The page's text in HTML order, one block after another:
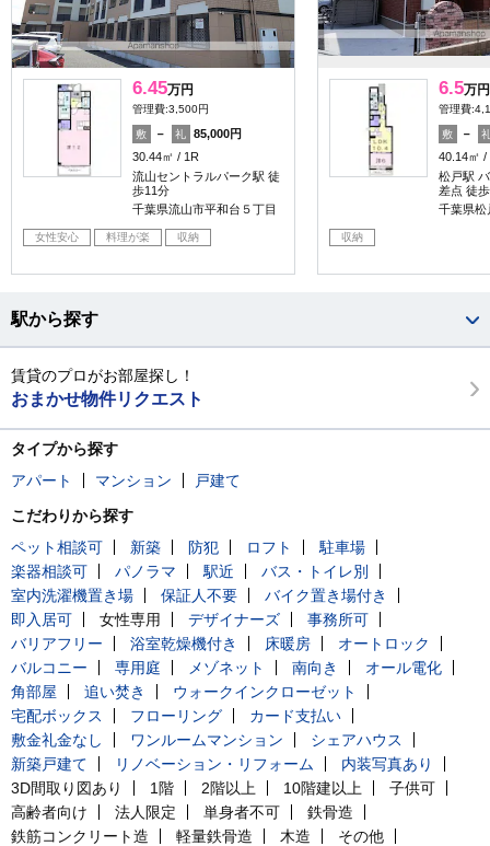
6.45万円
管理費:3,500円
敷 － 礼
85,000円
30.44㎡
1R
流山セントラルパーク駅 徒
歩11分
千葉県流山市平和台５丁目
女性安心 料理が楽 収納
6.5万円
管理費
敷 －
40.14㎡
松戸駅
差点 徒
千葉県松
収納
駅から探す
賃貸のプロがお部屋探し！
おまかせ物件リクエスト
タイプから探す
アパート
マンション
戸建て
こだわりから探す
ペット相談可
新築 防犯 ロフト
駐車場
楽器相談可
パノラマ 駅近
バス・トイレ別
室内洗濯機置き場
保証人不要
バイク置き場付き
即入居可
女性専用 デザイナーズ
事務所可
バリアフリー
浴室乾燥機付き 床暖房
オートロック
バルコニー
専用庭 メゾネット 南向き
オール電化
角部屋
追い焚き
ウォークインクローゼット
宅配ボックス
フローリング
カード支払い
敷金礼金なし
ワンルームマンション
シェアハウス
新築戸建て
リノベーション・リフォーム
内装写真あり
3D間取り図あり
1階 2階以上 10階建以上
子供可
高齢者向け
法人限定 単身者不可
鉄骨造
鉄筋コンクリート造
軽量鉄骨造 木造
その他